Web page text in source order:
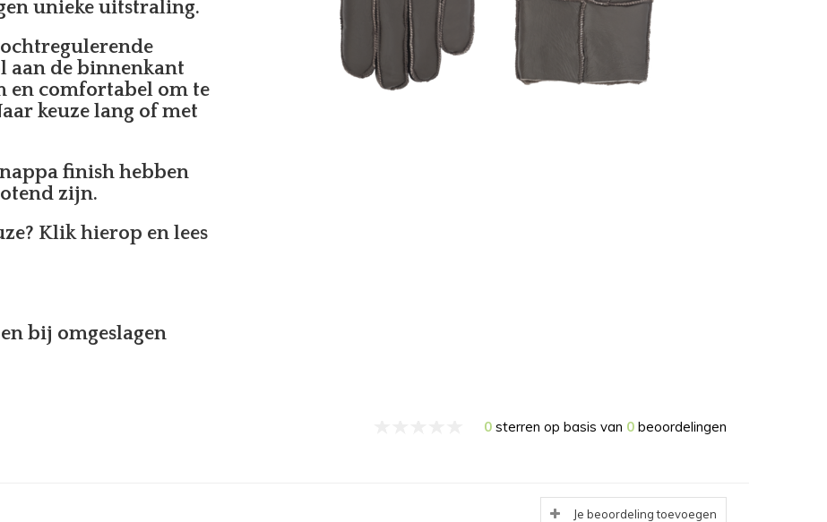
unieke uitstraling.
aan de binnenkant
en comfortabel om te
keuze lang of met
finish hebben
zijn.
Klik hierop en lees
bij omgeslagen
0 sterren op basis van 0 beoordelingen
Je beoordeling toevoegen